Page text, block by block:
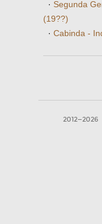
· Segunda
(19??)
· Cabinda -
2012—2026